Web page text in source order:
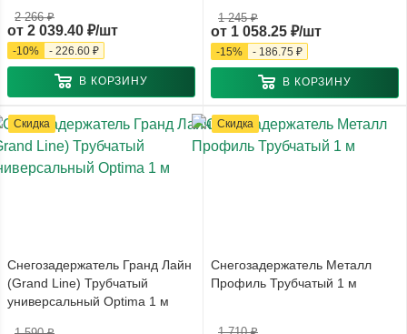
от 2 039.40 ₽/шт
2 266 ₽
-10% - 226.60 ₽
В КОРЗИНУ
от 1 058.25 ₽/шт
1 245 ₽
-15% - 186.75 ₽
В КОРЗИНУ
Скидка
Снегозадержатель Гранд Лайн
(Grand Line) Трубчатый
универсальный Optima 1 м
Скидка
Снегозадержатель Металл
Профиль Трубчатый 1 м